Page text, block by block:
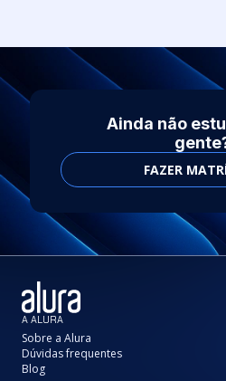
Ainda não
FAZER
A ALURA
Sobre a Alura
Dúvidas frequentes
Blog